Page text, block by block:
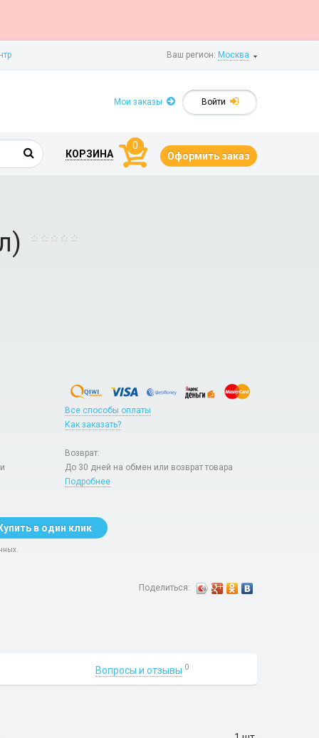
Ваш регион: Москва
Войти
Мои заказы
КОРЗИНА
0
Оформить заказ
Все способы оплаты
Как заказать?
Возврат:
До 30 дней на обмен или возврат товара
Подробнее
в один клик
Поделиться:
Вопросы и отзывы 0